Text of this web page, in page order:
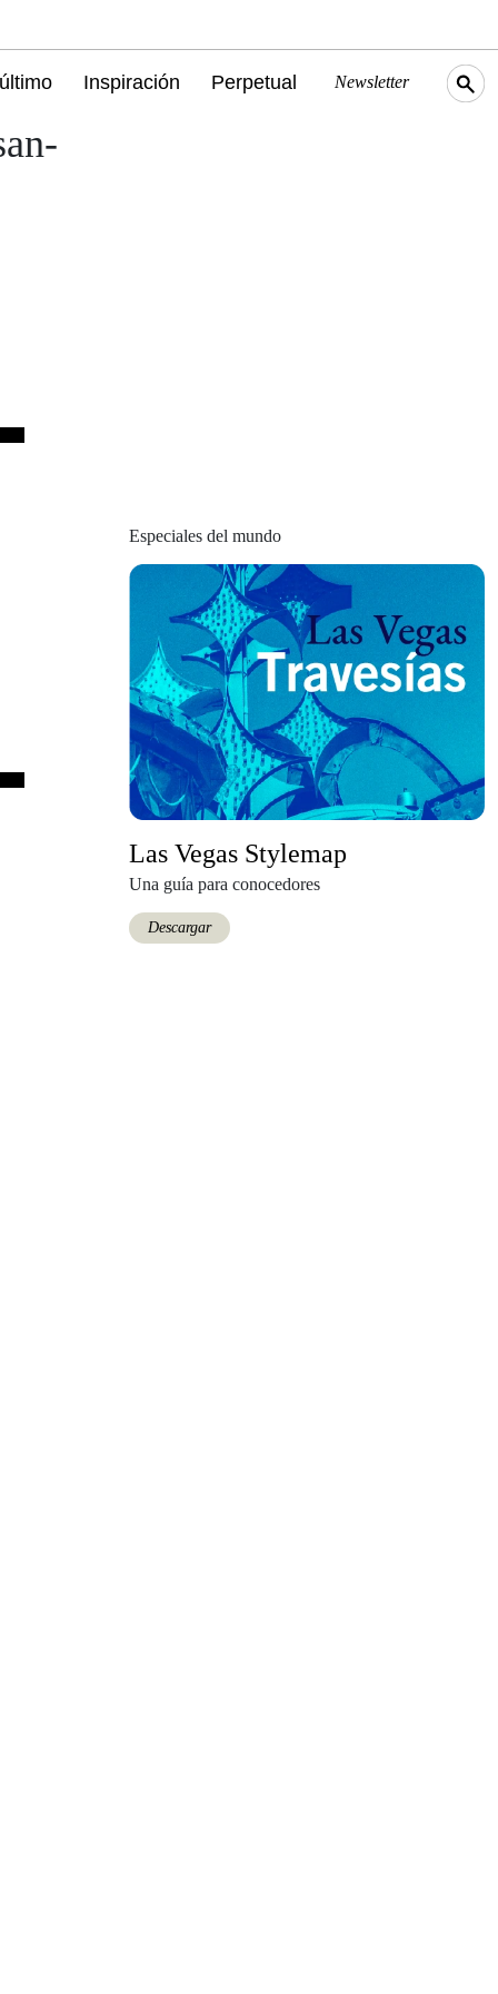
Inspiración Perpetual Newsletter
Especiales del mundo
Las Vegas Stylemap
Una guía para conocedores
Descargar